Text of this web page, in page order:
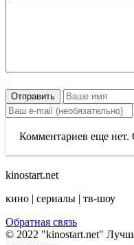
Отправить
Комментариев еще нет.
kinostart.net
кино | сериалы | тв-шоу
Обратная связь
© 2022 "kinostart.net"